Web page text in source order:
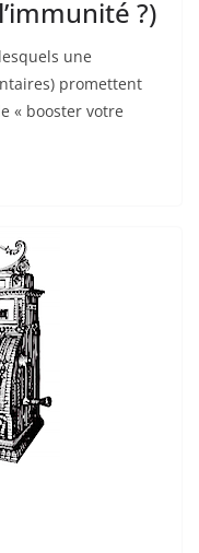
?)
une
promettent
« booster votre